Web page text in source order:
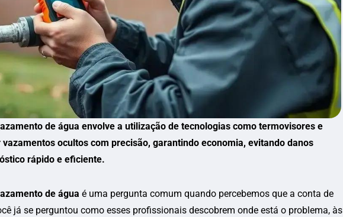
de água envolve a utilização de tecnologias como termovisores e
ocultos com precisão, garantindo economia, evitando danos
rápido e eficiente.
de água é uma pergunta comum quando percebemos que a conta de
já se perguntou como esses profissionais descobrem onde está o problema, às